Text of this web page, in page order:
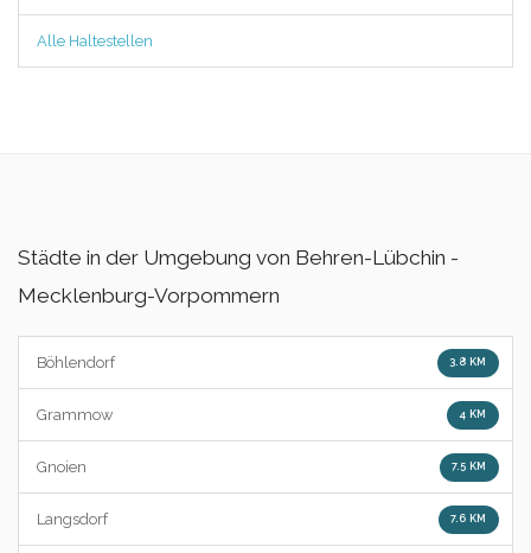
Alle Haltestellen
Städte in der Umgebung von Behren-Lübchin -
Mecklenburg-Vorpommern
Böhlendorf 3.8 KM
Grammow 4 KM
Gnoien 7.5 KM
Langsdorf 7.6 KM